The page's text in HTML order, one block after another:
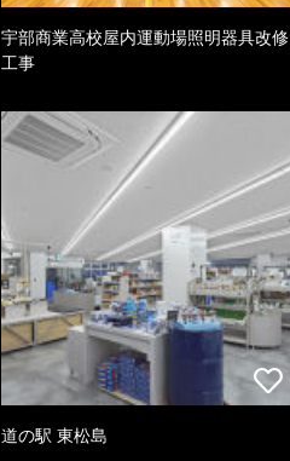
宇部商業高校屋内運動場照明器具改修
工事
道の駅 東松島